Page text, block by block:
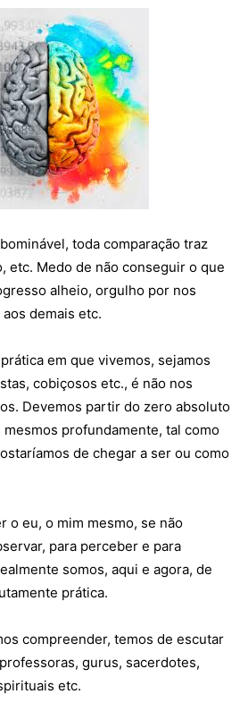
toda comparação traz
etc. Medo de não conseguir o que
alheio, orgulho por nos
demais etc.
em que vivemos, sejamos
cobiçosos etc., é não nos
Devemos partir do zero absoluto
profundamente, tal como
de chegar a ser ou como
o eu, o mim mesmo, se não
para perceber e para
somos, aqui e agora, de
prática.
compreender, temos de escutar
gurus, sacerdotes,
etc.